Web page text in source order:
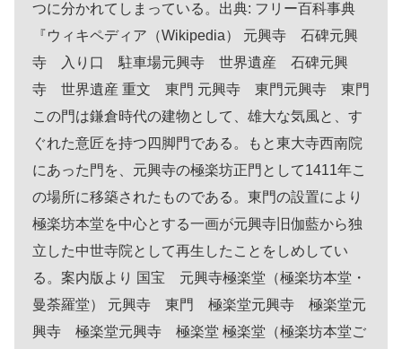
つに分かれてしまっている。出典: フリー百科事典
『ウィキペディア（Wikipedia） 元興寺 石碑元興
寺 入り口 駐車場元興寺 世界遺産 石碑元興
寺 世界遺産 重文 東門 元興寺 東門元興寺 東門
この門は鎌倉時代の建物として、雄大な気風と、す
ぐれた意匠を持つ四脚門である。もと東大寺西南院
にあった門を、元興寺の極楽坊正門として1411年こ
の場所に移築されたものである。東門の設置により
極楽坊本堂を中心とする一画が元興寺旧伽藍から独
立した中世寺院として再生したことをしめしてい
る。案内版より 国宝 元興寺極楽堂（極楽坊本堂・
曼荼羅堂） 元興寺 東門 極楽堂元興寺 極楽堂元
興寺 極楽堂元興寺 極楽堂 極楽堂（極楽坊本堂ご